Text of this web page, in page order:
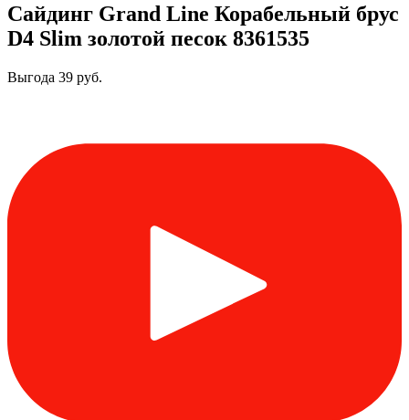
Сайдинг Grand Line Корабельный брус
D4 Slim золотой песок 8361535
Выгода 39 руб.